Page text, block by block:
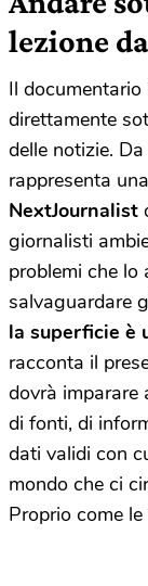
lezione
Il
direttamente
delle notizie.
rappresenta una
NextJournalist
giornalisti
problemi che
salvaguardare
la superficie è
racconta il
dovrà imparare
di fonti, di
dati validi con
mondo che ci
Proprio come